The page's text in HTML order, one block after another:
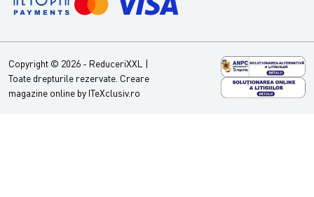
Copyright © 2026 - ReduceriXXL |
Toate drepturile rezervate. Creare
magazine online by ITeXclusiv.ro